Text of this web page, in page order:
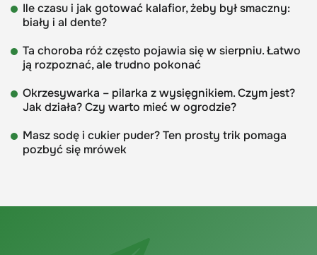
Ile czasu i jak gotować kalafior, żeby był smaczny:
biały i al dente?
Ta choroba róż często pojawia się w sierpniu. Łatwo
ją rozpoznać, ale trudno pokonać
Okrzesywarka – pilarka z wysięgnikiem. Czym jest?
Jak działa? Czy warto mieć w ogrodzie?
Masz sodę i cukier puder? Ten prosty trik pomaga
pozbyć się mrówek